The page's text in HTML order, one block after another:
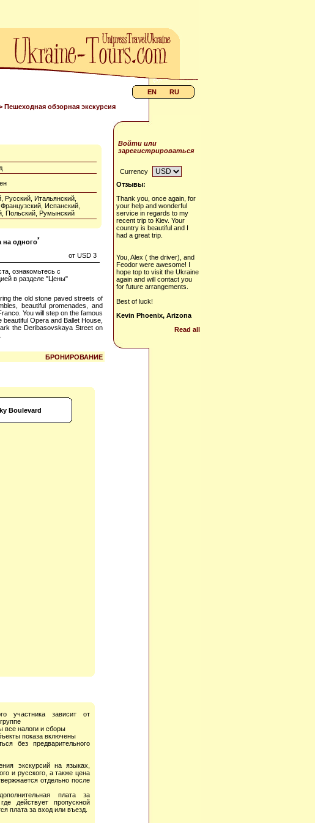
Пешеходная обзорная экскурсия
EN RU
Русский, Итальянский,
Испанский,
Польский, Румынский
на одного*
от USD 3
ознакомьтесь с
в разделе "Цены"
the old stone paved streets of
beautiful promenades, and
You will step on the famous
Opera and Ballet House,
the Deribasovskaya Street on
БРОНИРОВАНИЕ
Boulevard
участника зависит от
все налоги и сборы
показа включены
без предварительного
экскурсий на языках,
и русского, а также цена
отдельно после
плата за
действует пропускной
плата за вход или въезд.
Войти или
зарегистрироваться
Currency
Отзывы:
Thank you, once again, for
your help and wonderful
service in regards to my
recent trip to Kiev. Your
country is beautiful and I
had a great trip.
You, Alex ( the driver), and
Feodor were awesome! I
hope top to visit the Ukraine
again and will contact you
for future arrangements.
Best of luck!
Kevin Phoenix, Arizona
Read all